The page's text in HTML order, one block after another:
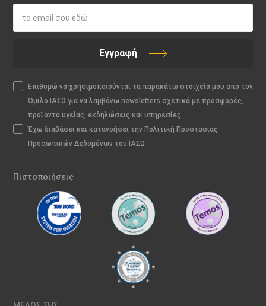
Εγγραφή
Επιθυμώ να χρησιμοποιούνται τα παρακάτω στοιχεία μου από τον
Όμιλο ΙΑΣΩ για να λαμβάνω newsletters σχετικά με προσφορές,
προϊόντα υγείας, εκδηλώσεις και υπηρεσίες.
Έχω διαβάσει και κατανοήσει την Πολιτική Προστασίας
Προσωπικών Δεδομένων του ΙΑΣΩ
Πιστοποιήσεις